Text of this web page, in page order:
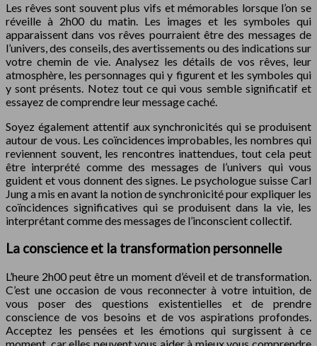
Les rêves sont souvent plus vifs et mémorables lorsque l’on se
réveille à 2h00 du matin. Les images et les symboles qui
apparaissent dans vos rêves pourraient être des messages de
l’univers, des conseils, des avertissements ou des indications sur
votre chemin de vie. Analysez les détails de vos rêves, leur
atmosphère, les personnages qui y figurent et les symboles qui
y sont présents. Notez tout ce qui vous semble significatif et
essayez de comprendre leur message caché.
Soyez également attentif aux synchronicités qui se produisent
autour de vous. Les coïncidences improbables, les nombres qui
reviennent souvent, les rencontres inattendues, tout cela peut
être interprété comme des messages de l’univers qui vous
guident et vous donnent des signes. Le psychologue suisse Carl
Jung a mis en avant la notion de synchronicité pour expliquer les
coïncidences significatives qui se produisent dans la vie, les
interprétant comme des messages de l’inconscient collectif.
La conscience et la transformation personnelle
L’heure 2h00 peut être un moment d’éveil et de transformation.
C’est une occasion de vous reconnecter à votre intuition, de
vous poser des questions existentielles et de prendre
conscience de vos besoins et de vos aspirations profondes.
Acceptez les pensées et les émotions qui surgissent à ce
moment, car elles peuvent vous aider à mieux vous comprendre